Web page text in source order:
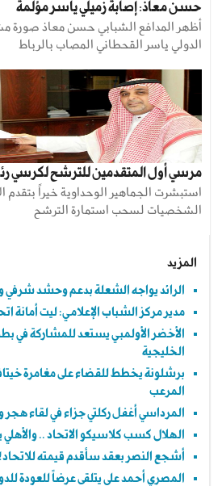
حسن معاذ: إصابة زميلي ياسر مؤلمة
أظهر المدافع الشبابي حسن معاذ صورة
الدولي ياسر القحطاني المصاب بالرباط
مرسي أول المتقدمين للترشح لكرسي
استبشرت الجماهير الوحداوية خيراً
الشخصيات لسحب استمارة الترشح
المزيد
الرائد يواجه الشعلة بدعم وحشد شرفي
مدير مركز الشباب الإعلامي: ليت أمانة
الأخضر الأولمبي يستعد للمشاركة في
الخليجية
برشلونة يخطط للقضاء على مغامرة
المرعب
المرداسي أغفل ركلتي جزاء في لقاء هجر
الهلال كسب كلاسيكو الاتحاد ..
أشجع النصر بعقد سأقدم قيمته للاتحاد!
المصري أحمد علي يتلقى عرضاً للعودة